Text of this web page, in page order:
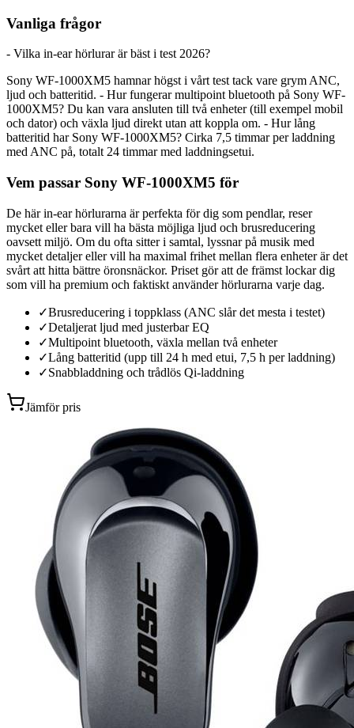
Vanliga frågor
- Vilka in-ear hörlurar är bäst i test 2026?
Sony WF-1000XM5 hamnar högst i vårt test tack vare grym ANC,
ljud och batteritid. - Hur fungerar multipoint bluetooth på Sony WF-
1000XM5? Du kan vara ansluten till två enheter (till exempel mobil
och dator) och växla ljud direkt utan att koppla om. - Hur lång
batteritid har Sony WF-1000XM5? Cirka 7,5 timmar per laddning
med ANC på, totalt 24 timmar med laddningsetui.
Vem passar Sony WF-1000XM5 för
De här in-ear hörlurarna är perfekta för dig som pendlar, reser
mycket eller bara vill ha bästa möjliga ljud och brusreducering
oavsett miljö. Om du ofta sitter i samtal, lyssnar på musik med
mycket detaljer eller vill ha maximal frihet mellan flera enheter är det
svårt att hitta bättre öronsnäckor. Priset gör att de främst lockar dig
som vill ha premium och faktiskt använder hörlurarna varje dag.
✓Brusreducering i toppklass (ANC slår det mesta i testet)
✓Detaljerat ljud med justerbar EQ
✓Multipoint bluetooth, växla mellan två enheter
✓Lång batteritid (upp till 24 h med etui, 7,5 h per laddning)
✓Snabbladdning och trådlös Qi-laddning
Jämför pris